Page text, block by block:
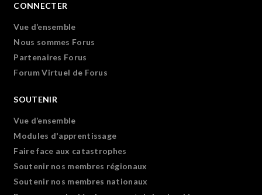
CONNECTER
Vue d’ensemble
Nous sommes Forus
Partenaires Forus
Forum Virtuel de Forus
SOUTENIR
Vue d’ensemble
Modules d'apprentissage
Faire face aux catastrophes
Soutenir nos membres régionaux
Soutenir nos membres nationaux